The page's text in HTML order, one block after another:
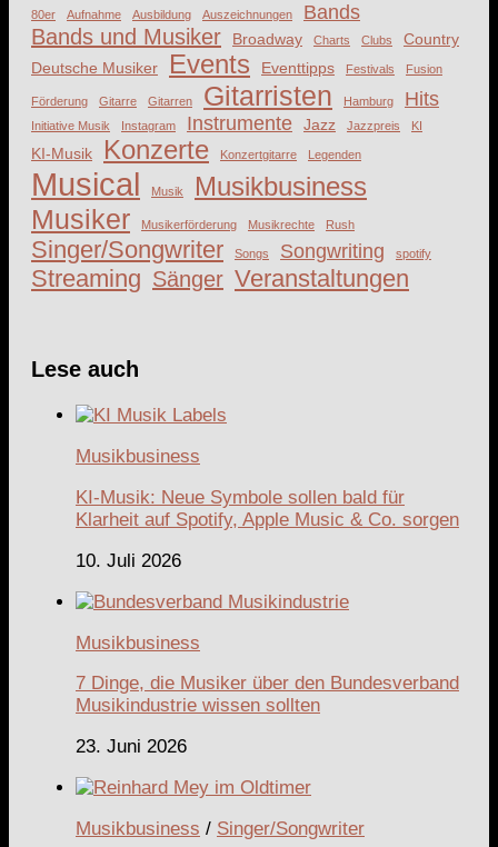
80er Aufnahme Ausbildung Auszeichnungen Bands
Bands und Musiker Broadway Charts Clubs
Country
Deutsche Musiker
Events Eventtipps Festivals Fusion
Förderung Gitarre Gitarren Gitarristen Hamburg Hits
Initiative Musik Instagram Instrumente Jazz Jazzpreis KI
KI-Musik Konzerte Konzertgitarre Legenden
Musical Musik Musikbusiness
Musiker Musikerförderung Musikrechte Rush
Singer/Songwriter Songs Songwriting spotify
Streaming Sänger Veranstaltungen
Lese auch
Musikbusiness
KI-Musik: Neue Symbole sollen bald für
Klarheit auf Spotify, Apple Music & Co. sorgen
10. Juli 2026
Musikbusiness
7 Dinge, die Musiker über den Bundesverband
Musikindustrie wissen sollten
23. Juni 2026
Musikbusiness / Singer/Songwriter